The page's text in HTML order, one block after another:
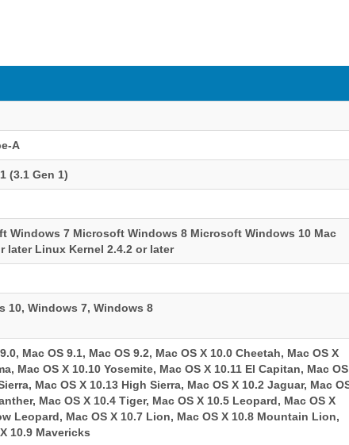
A
(3.1 Gen 1)
Windows 7 Microsoft Windows 8 Microsoft Windows 10 Mac
later Linux Kernel 2.4.2 or later
10, Windows 7, Windows 8
Mac OS 9.1, Mac OS 9.2, Mac OS X 10.0 Cheetah, Mac OS X
Mac OS X 10.10 Yosemite, Mac OS X 10.11 El Capitan, Mac OS
Mac OS X 10.13 High Sierra, Mac OS X 10.2 Jaguar, Mac
Mac OS X 10.4 Tiger, Mac OS X 10.5 Leopard, Mac OS X
Leopard, Mac OS X 10.7 Lion, Mac OS X 10.8 Mountain Lion,
10.9 Mavericks